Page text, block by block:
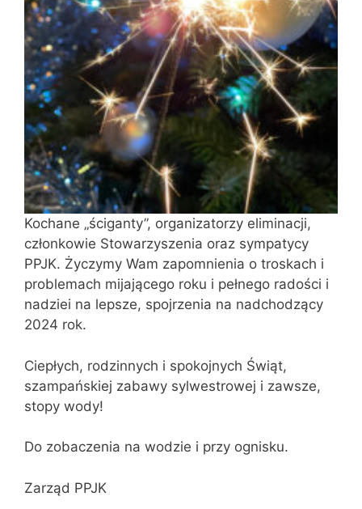
Kochane „ściganty”, organizatorzy eliminacji,
członkowie Stowarzyszenia oraz sympatycy
PPJK. Życzymy Wam zapomnienia o troskach i
problemach mijającego roku i pełnego radości i
nadziei na lepsze, spojrzenia na nadchodzący
2024 rok.
Ciepłych, rodzinnych i spokojnych Świąt,
szampańskiej zabawy sylwestrowej i zawsze,
stopy wody!
Do zobaczenia na wodzie i przy ognisku.
Zarząd PPJK